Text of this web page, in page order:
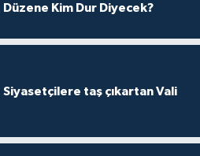
Düzene Kim Dur Diyecek?
Siyasetçilere taş çıkartan Vali